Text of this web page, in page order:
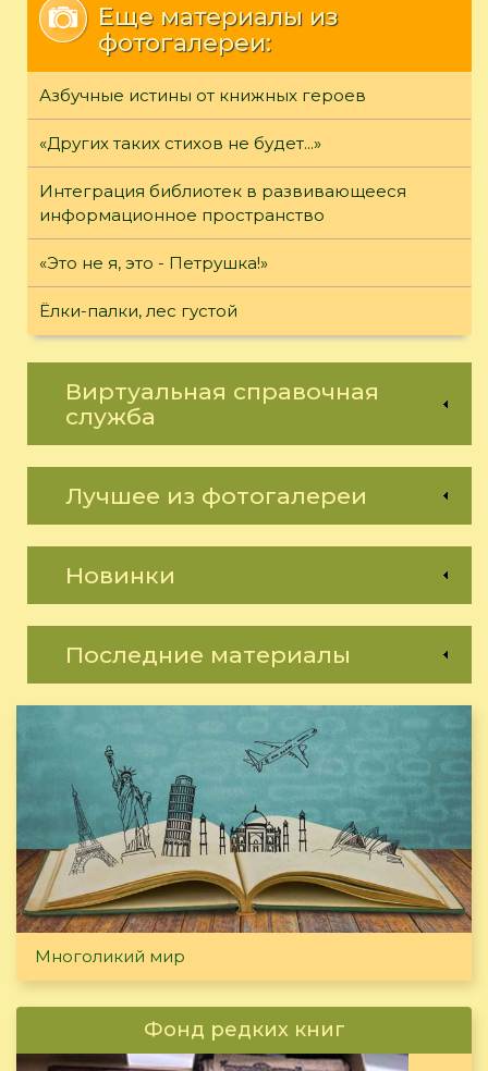
Еще материалы из
фотогалереи:
Азбучные истины от книжных героев
«Других таких стихов не будет...»
Интеграция библиотек в развивающееся
информационное пространство
«Это не я, это - Петрушка!»
Ёлки-палки, лес густой
Виртуальная справочная
служба
Лучшее из фотогалереи
Новинки
Последние материалы
Многоликий мир
Фонд редких книг